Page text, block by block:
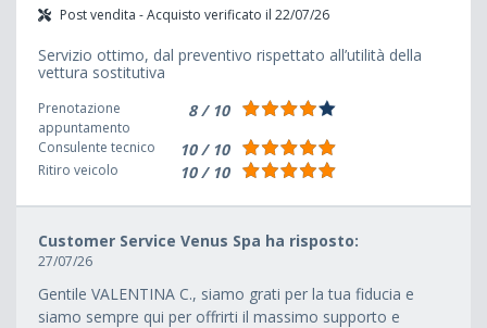
Post vendita - Acquisto verificato il 22/07/26
Servizio ottimo, dal preventivo rispettato all’utilità della
vettura sostitutiva
Prenotazione
appuntamento
8 / 10
Consulente tecnico 10 / 10
Ritiro veicolo 10 / 10
Customer Service Venus Spa ha risposto:
27/07/26
Gentile VALENTINA C., siamo grati per la tua fiducia e
siamo sempre qui per offrirti il massimo supporto e